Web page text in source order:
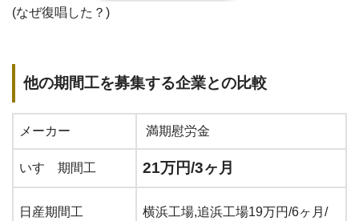
(なぜ復唱した？)
他の期間工を募集する企業との比較
メーカー 満期慰労金
いすゞ期間工 21万円/3ヶ月
日産期間工 横浜工場,追浜工場19万円/6ヶ月/